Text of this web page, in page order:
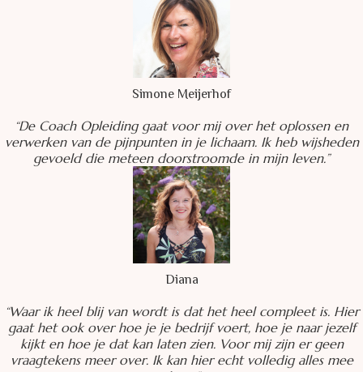
Simone Meijerhof
“De Coach Opleiding gaat voor mij over het oplossen en
verwerken van de pijnpunten in je lichaam. Ik heb wijsheden
gevoeld die meteen doorstroomde in mijn leven.”
Diana
“Waar ik heel blij van wordt is dat het heel compleet is. Hier
gaat het ook over hoe je je bedrijf voert, hoe je naar jezelf
kijkt en hoe je dat kan laten zien. Voor mij zijn er geen
vraagtekens meer over. Ik kan hier echt volledig alles mee